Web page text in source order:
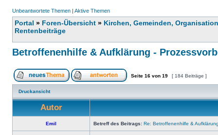
Unbeantwortete Themen | Aktive Themen
Portal » Foren-Übersicht » Kirchen, Gemeinden,
Rentenbeiträge
Betroffenenhilfe & Aufklärung -
Seite 16 von 19 [ 184 Beiträge ]
Druckansicht
Autor
Emil Betreff des Beitrags: Re: Betroffenenhilfe &